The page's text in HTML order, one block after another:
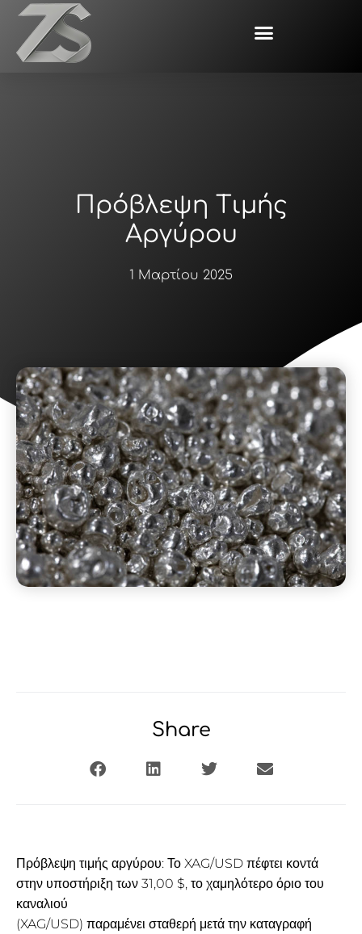
Μετάβαση
περιεχόμενο
Πρόβλεψη Τιμής
Αργύρου
1 Μαρτίου 2025
Share
Πρόβλεψη τιμής αργύρου: Το XAG/USD πέφτει κοντά
στην υποστήριξη των 31,00 $, το χαμηλότερο όριο του
καναλιού
(XAG/USD) παραμένει σταθερή μετά την καταγραφή